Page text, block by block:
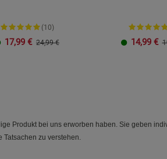
(10)
17,99 € 24,99 € 14,99 €
Produkt bei uns erworben haben. Sie geben
zu verstehen.